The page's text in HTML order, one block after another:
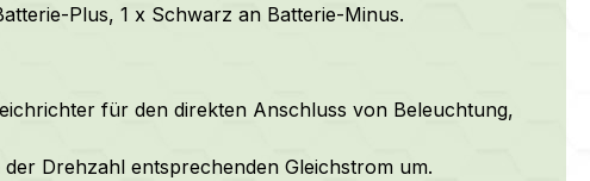
Plus, 1 x Schwarz an Batterie-Minus.
für den direkten Anschluss von Beleuchtung,
Drehzahl entsprechenden Gleichstrom um.